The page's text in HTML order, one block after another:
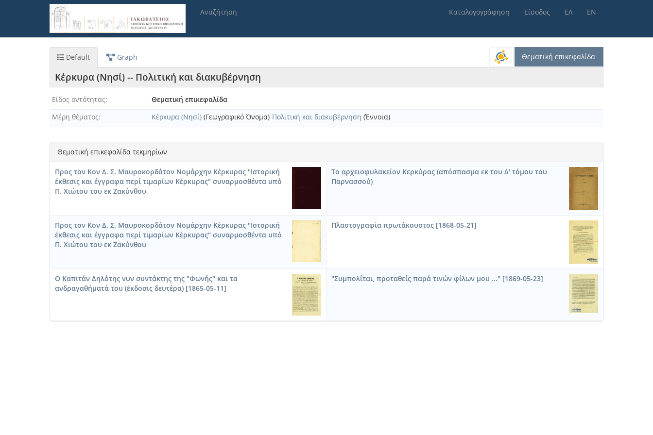
Αναζήτηση Καταλογογράφηση Είσοδος ΕΛ ΕΝ
Default Graph Θεματική επικεφαλίδα
Κέρκυρα (Νησί) -- Πολιτική και διακυβέρνηση
Είδος οντότητας
Θεματική επικεφαλίδα
Μέρη θέματος
Κέρκυρα (Νησί) (Γεωγραφικό Όνομα) Πολιτική και διακυβέρνηση (Έννοια)
Θεματική επικεφαλίδα τεκμηρίων
Προς τον Κον Δ. Σ. Μαυροκορδάτον Νομάρχην Κέρκυρας "Ιστορική
έκθεσις και έγγραφα περί τιμαρίων Κέρκυρας" συναρμοσθέντα υπό
Π. Χιώτου του εκ Ζακύνθου
Το αρχειοφυλακείον Κερκύρας (απόσπασμα εκ του Δ' τόμου του
Παρνασσού)
Προς τον Κον Δ. Σ. Μαυροκορδάτον Νομάρχην Κέρκυρας "Ιστορική
έκθεσις και έγγραφα περί τιμαρίων Κέρκυρας" συναρμοσθέντα υπό
Π. Χιώτου του εκ Ζακύνθου
Πλαστογραφία πρωτάκουστος [1868-05-21]
Ο Καπιτάν Δηλότης νυν συντάκτης της "Φωνής" και τα
ανδραγαθήματά του (έκδοσις δευτέρα) [1865-05-11]
"Συμπολίται, προταθείς παρά τινών φίλων μου ..." [1869-05-23]